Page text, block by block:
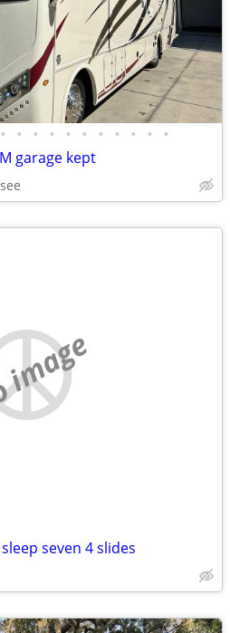
• • • • • • • • • • •
garage kept
seven 4 slides